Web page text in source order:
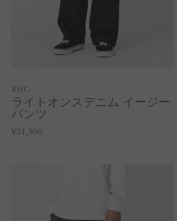
RHC
ライトオンスデニム イージー
パンツ
¥31,900